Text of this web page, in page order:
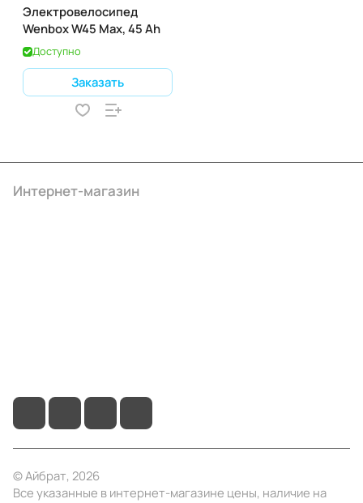
Электровелосипед
Wenbox W45 Max, 45 Ah
Доступно
Заказать
Интернет-магазин
© Айбрат, 2026
Все указанные в интернет-магазине цены, наличие на